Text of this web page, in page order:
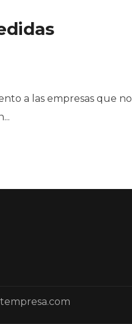
a las empresas que no